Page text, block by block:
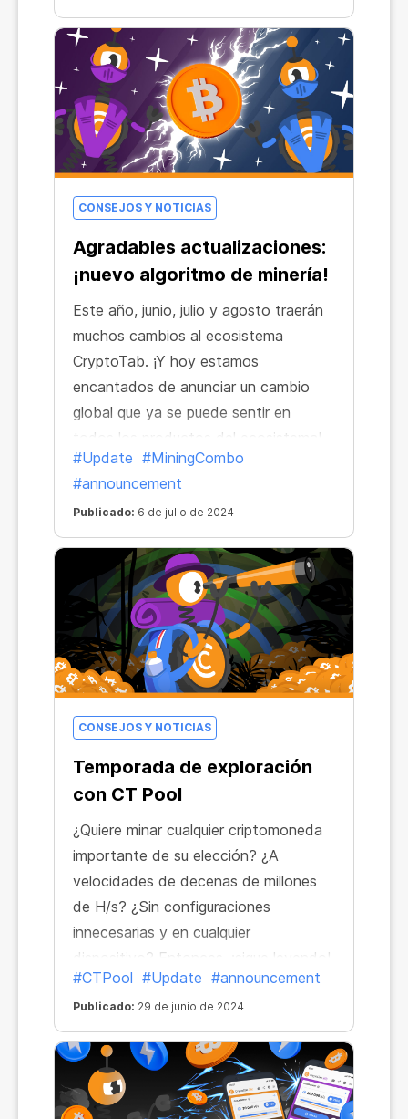
CONSEJOS Y NOTICIAS
Agradables actualizaciones:
¡nuevo algoritmo de minería!
Este año, junio, julio y agosto traerán
muchos cambios al ecosistema
CryptoTab. ¡Y hoy estamos
encantados de anunciar un cambio
global que ya se puede sentir en
todos los productos del ecosistema!
#Update #MiningCombo
#announcement
Publicado: 6 de julio de 2024
CONSEJOS Y NOTICIAS
Temporada de exploración
con CT Pool
¿Quiere minar cualquier criptomoneda
importante de su elección? ¿A
velocidades de decenas de millones
de H/s? ¿Sin configuraciones
innecesarias y en cualquier
dispositivo? Entonces, ¡sigue leyendo!
#CTPool #Update #announcement
Publicado: 29 de junio de 2024